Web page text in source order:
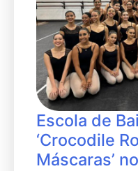
Escola de
‘Crocodile
Máscaras’